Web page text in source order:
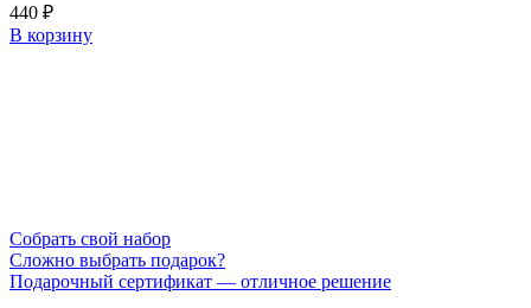
440 ₽
В корзину
Cобрать свой набор
Сложно выбрать подарок?
Подарочный сертификат — отличное решение